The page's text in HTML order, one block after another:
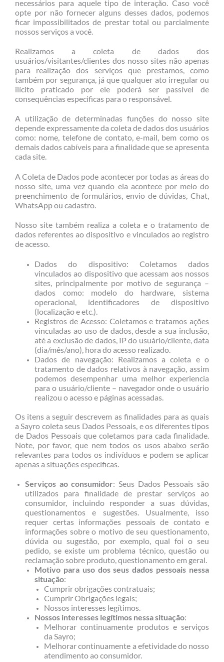
necessários para aquele tipo de interação. Caso você
opte por não fornecer alguns desses dados, podemos
ficar impossibilitados de prestar total ou parcialmente
nossos serviços a você.
Realizamos a coleta de dados dos
usuários/visitantes/clientes dos nosso sites não apenas
para realização dos serviços que prestamos, como
também por segurança, já que qualquer ato irregular ou
ilícito praticado por ele poderá ser passível de
consequências especificas para o responsável.
A utilização de determinadas funções do nosso site
depende expressamente da coleta de dados dos usuários
como: nome, telefone de contato, e-mail, bem como os
demais dados cabíveis para a finalidade que se apresenta
cada site.
A Coleta de Dados pode acontecer por todas as áreas do
nosso site, uma vez quando ela acontece por meio do
preenchimento de formulários, envio de dúvidas, Chat,
WhatsApp ou cadastro.
Nosso site também realiza a coleta e o tratamento de
dados referentes ao dispositivo e vinculados ao registro
de acesso.
Dados do dispositivo: Coletamos dados
vinculados ao dispositivo que acessam aos nossos
sites, principalmente por motivo de segurança –
dados como: modelo do hardware, sistema
operacional, identificadores de dispositivo
(localização e etc.).
Registros de Acesso: Coletamos e tratamos ações
vinculadas ao uso de dados, desde a sua inclusão,
até a exclusão de dados, IP do usuário/cliente, data
(dia/mês/ano), hora do acesso realizado.
Dados de navegação: Realizamos a coleta e o
tratamento de dados relativos à navegação, assim
podemos desempenhar uma melhor experiencia
para o usuário/cliente – navegador onde o usuário
realizou o acesso e páginas acessadas.
Os itens a seguir descrevem as finalidades para as quais
a Sayro coleta seus Dados Pessoais, e os diferentes tipos
de Dados Pessoais que coletamos para cada finalidade.
Note, por favor, que nem todos os usos abaixo serão
relevantes para todos os indivíduos e podem se aplicar
apenas a situações específicas.
Serviços ao consumidor: Seus Dados Pessoais são
utilizados para finalidade de prestar serviços ao
consumidor, incluindo responder a suas dúvidas,
questionamentos e sugestões. Usualmente, isso
requer certas informações pessoais de contato e
informações sobre o motivo de seu questionamento,
dúvida ou sugestão, por exemplo, qual foi o seu
pedido, se existe um problema técnico, questão ou
reclamação sobre produto, questionamento em geral.
Motivo para uso dos seus dados pessoais nessa
situação:
Cumprir obrigações contratuais;
Cumprir Obrigações legais;
Nossos interesses legítimos.
Nossos interesses legítimos nessa situação:
Melhorar continuamente produtos e serviços
da Sayro;
Melhorar continuamente a efetividade do nosso
atendimento ao consumidor.